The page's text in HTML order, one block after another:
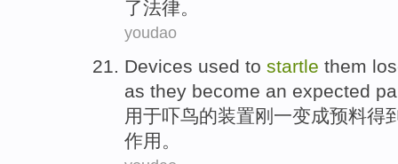
了法律。
youdao
Devices used to startle them
as they become an expected
用于吓鸟的装置刚 一变成预料得
作用 。